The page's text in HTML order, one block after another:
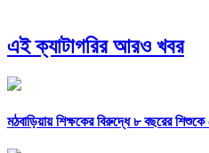
এই ক্যাটাগরির আরও খবর
মঠবাড়িয়ায় শিক্ষকের বিরুদ্ধে ৮ বছরের